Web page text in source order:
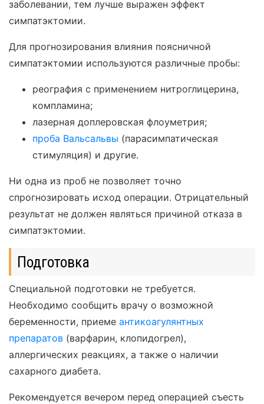
заболевании, тем лучше выражен эффект
симпатэктомии.
Для прогнозирования влияния поясничной
симпатэктомии используются различные пробы:
реография с применением нитроглицерина,
компламина;
лазерная доплеровская флоуметрия;
проба Вальсальвы (парасимпатическая
стимуляция) и другие.
Ни одна из проб не позволяет точно
спрогнозировать исход операции. Отрицательный
результат не должен являться причиной отказа в
симпатэктомии.
Подготовка
Специальной подготовки не требуется.
Необходимо сообщить врачу о возможной
беременности, приеме антикоагулянтных
препаратов (варфарин, клопидогрел),
аллергических реакциях, а также о наличии
сахарного диабета.
Рекомендуется вечером перед операцией съесть